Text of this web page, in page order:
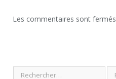
Les commentaires sont fermés